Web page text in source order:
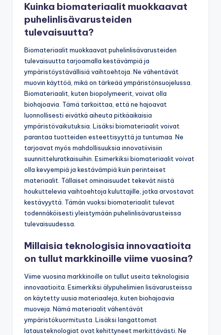
Kuinka biomateriaalit muokkaavat
puhelinlisävarusteiden
tulevaisuutta?
Biomateriaalit muokkaavat puhelinlisävarusteiden
tulevaisuutta tarjoamalla kestävämpiä ja
ympäristöystävällisiä vaihtoehtoja. Ne vähentävät
muovin käyttöä, mikä on tärkeää ympäristönsuojelussa.
Biomateriaalit, kuten biopolymeerit, voivat olla
biohajoavia. Tämä tarkoittaa, että ne hajoavat
luonnollisesti eivätkä aiheuta pitkäaikaisia
ympäristövaikutuksia. Lisäksi biomateriaalit voivat
parantaa tuotteiden esteettisyyttä ja tuntumaa. Ne
tarjoavat myös mahdollisuuksia innovatiivisiin
suunnitteluratkaisuihin. Esimerkiksi biomateriaalit voivat
olla kevyempiä ja kestävämpiä kuin perinteiset
materiaalit. Tällaiset ominaisuudet tekevät niistä
houkuttelevia vaihtoehtoja kuluttajille, jotka arvostavat
kestävyyttä. Tämän vuoksi biomateriaalit tulevat
todennäköisesti yleistymään puhelinlisävarusteissa
tulevaisuudessa.
Millaisia teknologisia innovaatioita
on tullut markkinoille viime vuosina?
Viime vuosina markkinoille on tullut useita teknologisia
innovaatioita. Esimerkiksi älypuhelimien lisävarusteissa
on käytetty uusia materiaaleja, kuten biohajoavia
muoveja. Nämä materiaalit vähentävät
ympäristökuormitusta. Lisäksi langattomat
latausteknologiat ovat kehittyneet merkittävästi. Ne